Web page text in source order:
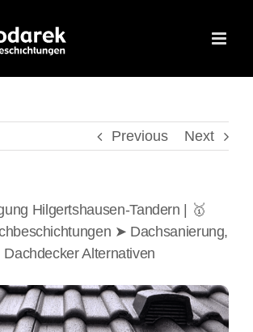
Previous Next
Hilgertshausen-Tandern | 🥇
➤ Dachsanierung,
Alternativen